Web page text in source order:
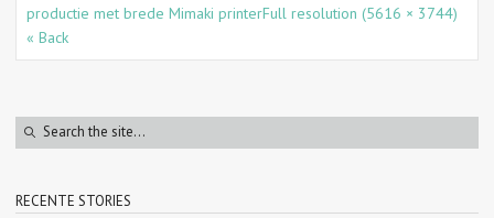
productie met brede Mimaki printerFull resolution (5616 × 3744)
« Back
RECENTE STORIES